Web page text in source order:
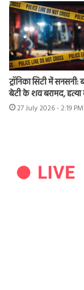
ट्रॉनिका सिटी में
बेटी के शव बरामद,
27 July 2026 - 2:19 PM